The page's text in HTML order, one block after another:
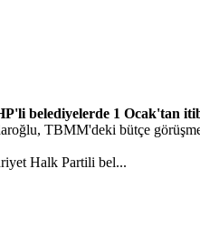
belediyelerde 1 Ocak'tan
TBMM'deki bütçe
Halk Partili bel...